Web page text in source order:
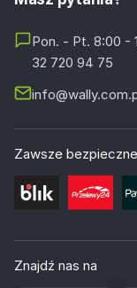
Pon. - Pt. 8:00 -
32 720 94 75
Zawsze
Znajdź nas na